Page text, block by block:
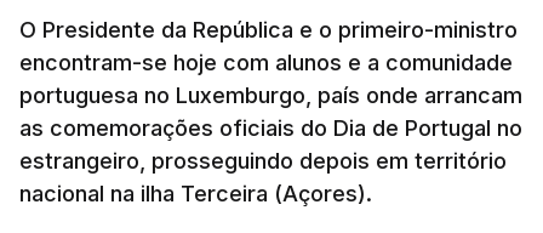
O Presidente da República e o primeiro-ministro
encontram-se hoje com alunos e a comunidade
portuguesa no Luxemburgo, país onde arrancam
as comemorações oficiais do Dia de Portugal no
estrangeiro, prosseguindo depois em território
nacional na ilha Terceira (Açores).